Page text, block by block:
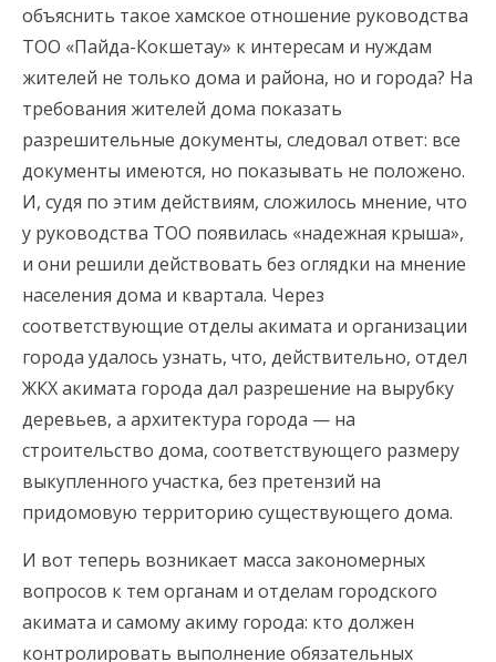
объяснить такое хамское отношение руководства
ТОО «Пайда-Кокшетау» к интересам и нуждам
жителей не только дома и района, но и города? На
требования жителей дома показать
разрешительные документы, следовал ответ: все
документы имеются, но показывать не положено.
И, судя по этим действиям, сложилось мнение, что
у руководства ТОО появилась «надежная крыша»,
и они решили действовать без оглядки на мнение
населения дома и квартала. Через
соответствующие отделы акимата и организации
города удалось узнать, что, действительно, отдел
ЖКХ акимата города дал разрешение на вырубку
деревьев, а архитектура города — на
строительство дома, соответствующего размеру
выкупленного участка, без претензий на
придомовую территорию существующего дома.
И вот теперь возникает масса закономерных
вопросов к тем органам и отделам городского
акимата и самому акиму города: кто должен
контролировать выполнение обязательных